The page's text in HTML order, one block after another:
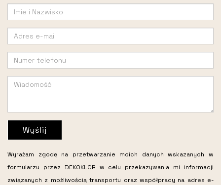
Wyślij
Wyrażam zgodę na przetwarzanie moich danych wskazanych w
formularzu przez DEKOKLOR w celu przekazywania mi informacji
związanych z możliwością transportu oraz współpracy na adres e-